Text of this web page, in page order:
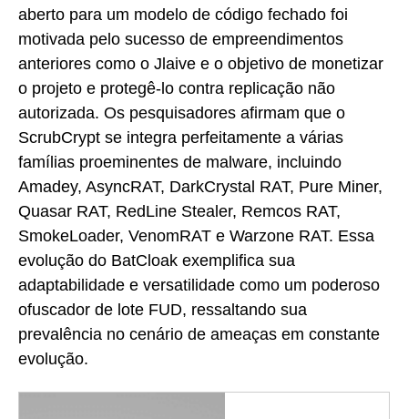
aberto para um modelo de código fechado foi
motivada pelo sucesso de empreendimentos
anteriores como o Jlaive e o objetivo de monetizar
o projeto e protegê-lo contra replicação não
autorizada. Os pesquisadores afirmam que o
ScrubCrypt se integra perfeitamente a várias
famílias proeminentes de malware, incluindo
Amadey, AsyncRAT, DarkCrystal RAT, Pure Miner,
Quasar RAT, RedLine Stealer, Remcos RAT,
SmokeLoader, VenomRAT e Warzone RAT. Essa
evolução do BatCloak exemplifica sua
adaptabilidade e versatilidade como um poderoso
ofuscador de lote FUD, ressaltando sua
prevalência no cenário de ameaças em constante
evolução.